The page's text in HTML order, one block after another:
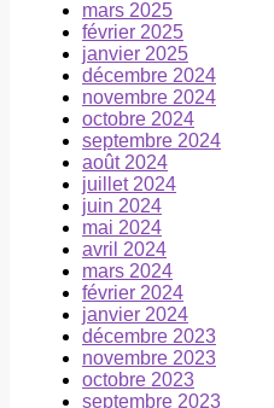
mars 2025
février 2025
janvier 2025
décembre 2024
novembre 2024
octobre 2024
septembre 2024
août 2024
juillet 2024
juin 2024
mai 2024
avril 2024
mars 2024
février 2024
janvier 2024
décembre 2023
novembre 2023
octobre 2023
septembre 2023